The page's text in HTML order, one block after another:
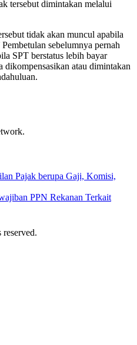
tersebut dimintakan melalui
tidak akan muncul apabila
sebelumnya pernah
SPT berstatus lebih bayar
dikompensasikan atau dimintakan
Pajak berupa Gaji, Komisi,
PPN Rekanan Terkait